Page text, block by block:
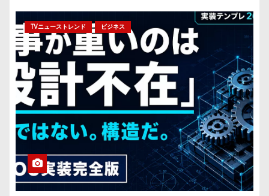
TVニューストレンド ビジネス